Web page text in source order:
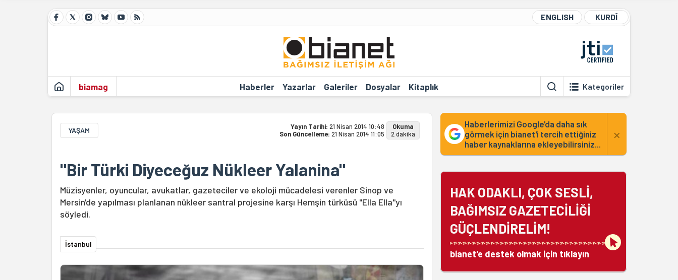
ENGLISH KURDÎ
biamag Haberler Yazarlar Galeriler Dosyalar Kitaplık Kategoriler
YAŞAM Yayın Tarihi: 21 Nisan 2014 10:48
Son Güncelleme: 21 Nisan 2014 11:05
Okuma
2 dakika
"Bir Türki Diyeceğuz Nükleer Yalanina"
Müzisyenler, oyuncular, avukatlar, gazeteciler ve ekoloji mücadelesi verenler Sinop ve
Mersin'de yapılması planlanan nükleer santral projesine karşı Hemşin türküsü "Ella Ella"yı
söyledi.
İstanbul
Haberlerimizi Google'da daha sık
görmek için bianet'i tercih ettiğiniz
haber kaynaklarına ekleyebilirsiniz...
×
HAK ODAKLI, ÇOK SESLİ,
BAĞIMSIZ GAZETECİLİĞİ
GÜÇLENDİRELİM!
bianet'e destek olmak için tıklayın